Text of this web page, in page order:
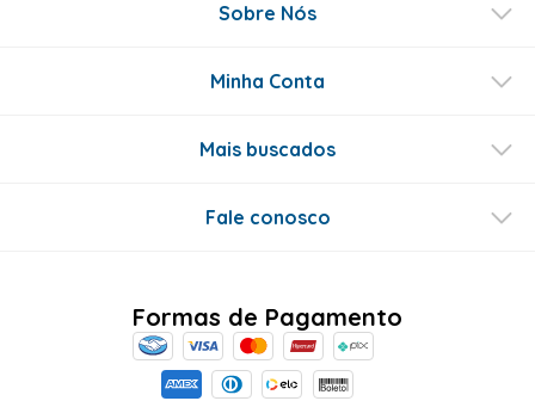
Sobre Nós
Minha Conta
Mais buscados
Fale conosco
Formas de Pagamento